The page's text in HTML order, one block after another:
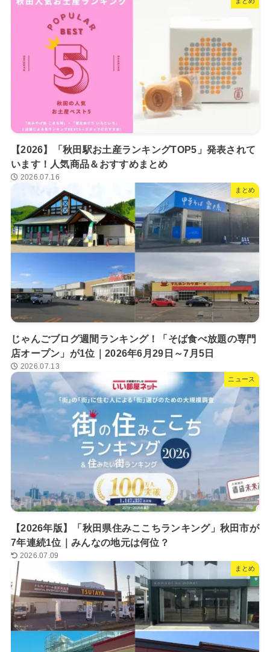
【2026】「秋田駅お土産ランキングTOP5」発表されて
います！人気商品＆おすすめまとめ
2026.07.16
まとめ
じゃんごブログ週間ランキング！「そば食べ放題の専門
店オープン」が1位｜2026年6月29日～7月5日
2026.07.13
ニュース
【2026年版】「秋田県住みここちランキング」秋田市が
7年連続1位｜みんなの地元は何位？
2026.07.09
まとめ